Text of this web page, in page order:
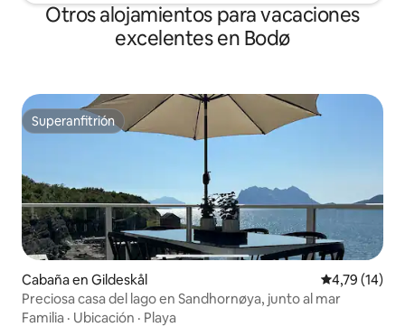
Otros alojamientos para vacaciones
excelentes en Bodø
Superanfitrión
Superanfitrión
Cabaña en Gildeskål Calificación
4,79 (14)
Preciosa casa del lago en Sandhornøya, junto al mar
Familia · Ubicación · Playa